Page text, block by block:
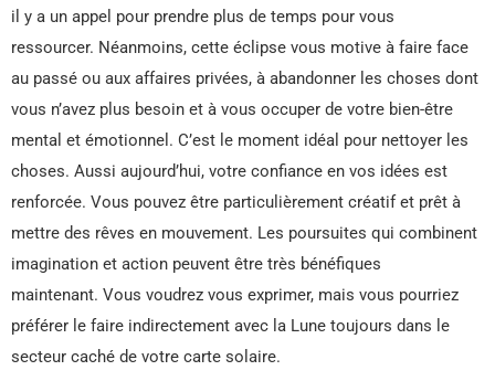
il y a un appel pour prendre plus de temps pour vous
ressourcer. Néanmoins, cette éclipse vous motive à faire face
au passé ou aux affaires privées, à abandonner les choses dont
vous n’avez plus besoin et à vous occuper de votre bien-être
mental et émotionnel. C’est le moment idéal pour nettoyer les
choses. Aussi aujourd’hui, votre confiance en vos idées est
renforcée. Vous pouvez être particulièrement créatif et prêt à
mettre des rêves en mouvement. Les poursuites qui combinent
imagination et action peuvent être très bénéfiques
maintenant. Vous voudrez vous exprimer, mais vous pourriez
préférer le faire indirectement avec la Lune toujours dans le
secteur caché de votre carte solaire.